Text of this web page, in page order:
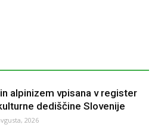
alpinizem vpisana v register
dediščine Slovenije
2026